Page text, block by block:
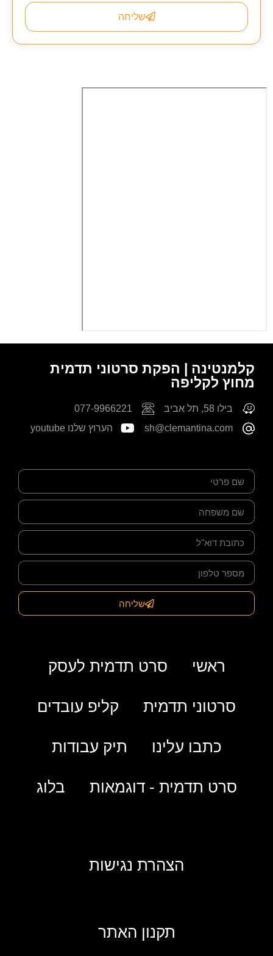
שליחה
קלמנטינה | הפקת סרטוני תדמית
מחוץ לקליפה
בילו 58, תל אביב
077-9966221
sh@clemantina.com
הערוץ שלנו youtube
שליחה
ראשי סרט תדמית לעסק
סרטוני תדמית קליפ עובדים
כתבו עלינו תיק עבודות
סרט תדמית - דוגמאות בלוג
הצהרת נגישות
תקנון האתר